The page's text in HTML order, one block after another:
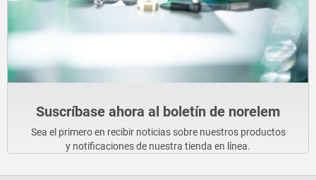
Suscríbase ahora al boletín de norelem
Sea el primero en recibir noticias sobre nuestros productos
y notificaciones de nuestra tienda en línea.